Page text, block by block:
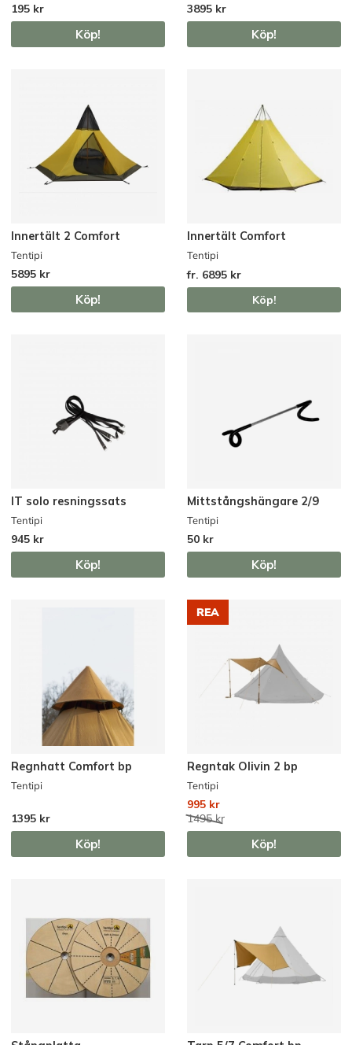
195 kr
Köp!
3895 kr
Köp!
Innertält 2 Comfort
Tentipi
5895 kr
Köp!
Innertält Comfort
Tentipi
fr. 6895 kr
Köp!
IT solo resningssats
Tentipi
945 kr
Köp!
Mittstångshängare 2/9
Tentipi
50 kr
Köp!
Regnhatt Comfort bp
Tentipi
1395 kr
Köp!
REA
Regntak Olivin 2 bp
Tentipi
995 kr
1495 kr
Köp!